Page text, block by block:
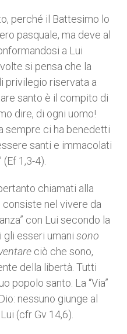
perché il Battesimo lo
pasquale, ma deve al
a Lui
si pensa che la
privilegio riservata a
santo è il compito di
dire, di ogni uomo!
sempre ci ha benedetti
santi e immacolati
1,3-4).
chiamati alla
consiste nel vivere da
con Lui secondo la
gli esseri umani sono
ciò che sono,
della libertà. Tutti
popolo santo. La “Via”
nessuno giunge al
(cfr Gv 14,6).